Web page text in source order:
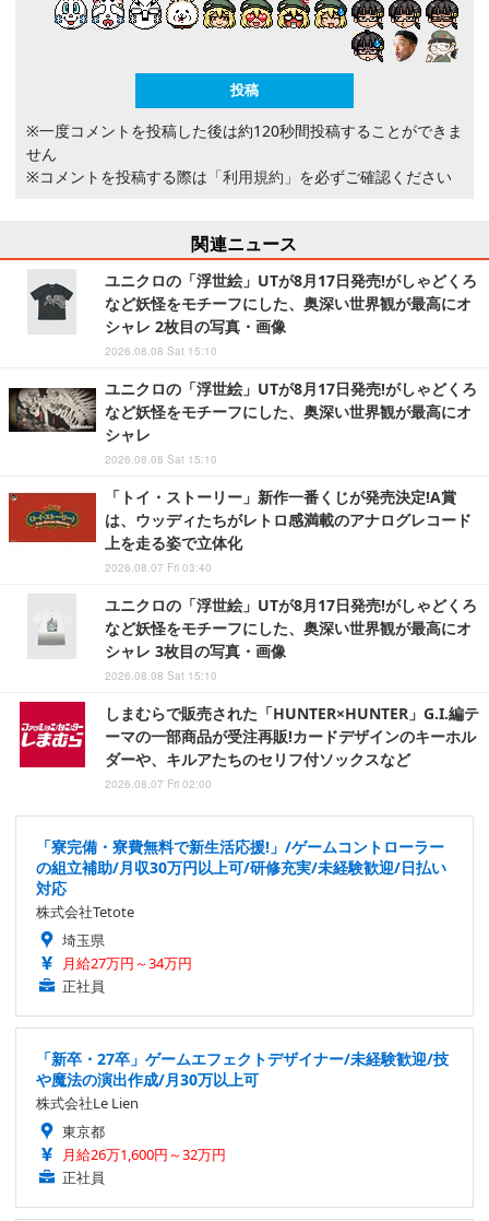
※一度コメントを投稿した後は約120秒間投稿することができま
せん
※コメントを投稿する際は 「利用規約」 を必ずご確認ください
関連ニュース
ユニクロの「浮世絵」UTが8月17日発売!がしゃどくろ
など妖怪をモチーフにした、奥深い世界観が最高にオ
シャレ 2枚目の写真・画像
2026.08.08 Sat 15:10
ユニクロの「浮世絵」UTが8月17日発売!がしゃどくろ
など妖怪をモチーフにした、奥深い世界観が最高にオ
シャレ
2026.08.08 Sat 15:10
「トイ・ストーリー」新作一番くじが発売決定!A賞
は、ウッディたちがレトロ感満載のアナログレコード
上を走る姿で立体化
2026.08.07 Fri 03:40
ユニクロの「浮世絵」UTが8月17日発売!がしゃどくろ
など妖怪をモチーフにした、奥深い世界観が最高にオ
シャレ 3枚目の写真・画像
2026.08.08 Sat 15:10
しまむらで販売された「HUNTER×HUNTER」G.I.編テ
ーマの一部商品が受注再販!カードデザインのキーホル
ダーや、キルアたちのセリフ付ソックスなど
2026.08.07 Fri 02:00
「寮完備・寮費無料で新生活応援!」/ゲームコントローラー
の組立補助/月収30万円以上可/研修充実/未経験歓迎/日払い
対応
株式会社Tetote
埼玉県
月給27万円～34万円
正社員
「新卒・27卒」ゲームエフェクトデザイナー/未経験歓迎/技
や魔法の演出作成/月30万以上可
株式会社Le Lien
東京都
月給26万1,600円～32万円
正社員